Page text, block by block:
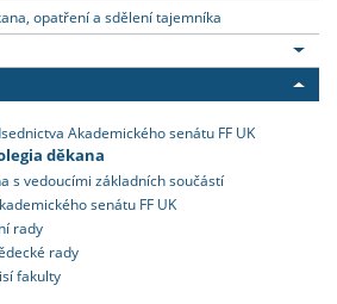
opatření a sdělení tajemníka
Akademického senátu FF UK
děkana
s vedoucími základních součástí
senátu FF UK
rady
rady
fakulty